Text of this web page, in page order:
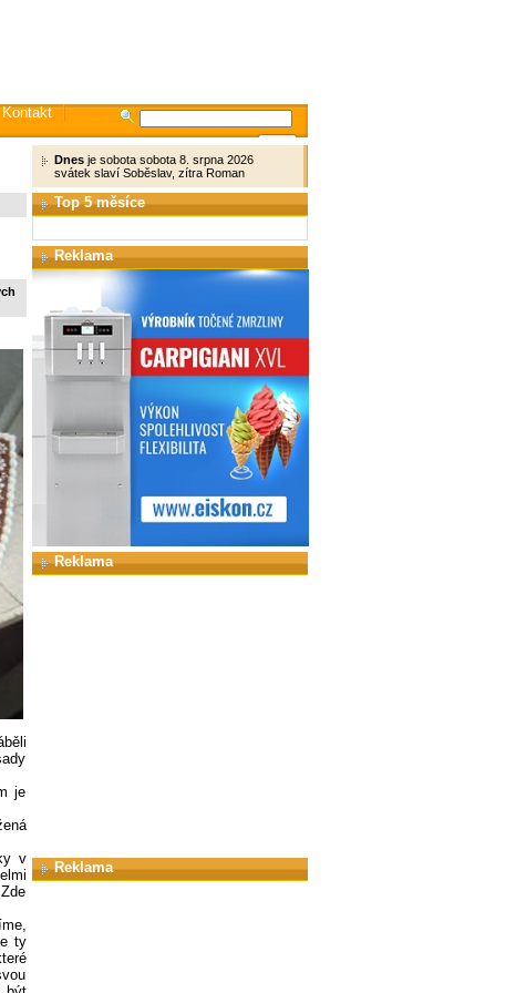
Kontakt
je
v
ty
Dnesje sobota sobota 8. srpna 2026
svátek slaví Soběslav, zítra Roman
Top 5 měsíce
Reklama
Reklama
Reklama